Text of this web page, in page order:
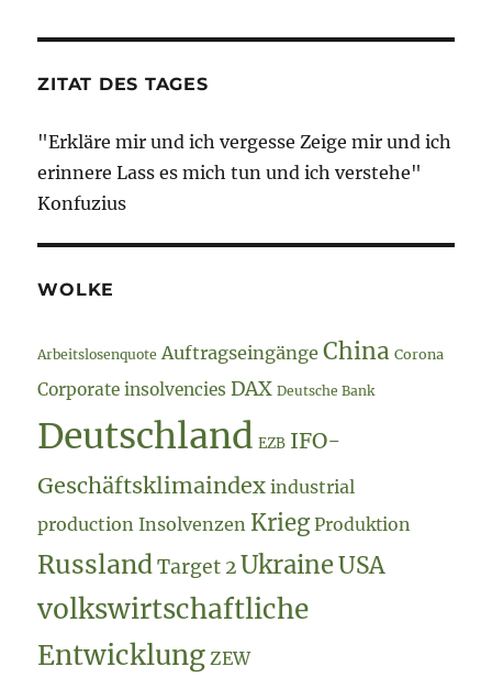
ZITAT DES TAGES
"Erkläre mir und ich vergesse Zeige mir und ich
erinnere Lass es mich tun und ich verstehe"
Konfuzius
WOLKE
Arbeitslosenquote Auftragseingänge China Corona
Corporate insolvencies DAX Deutsche Bank
Deutschland EZB IFO-
Geschäftsklimaindex industrial
production Insolvenzen Krieg Produktion
Russland Target 2 Ukraine USA
volkswirtschaftliche
Entwicklung ZEW